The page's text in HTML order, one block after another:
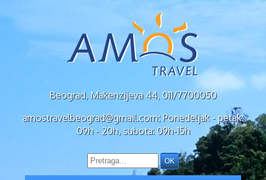
Beograd, Makenzijeva 44, 011/7700050
amostravelbeograd@gmail.com; Ponedeljak - petak:
09h - 20h, subota: 09h-15h